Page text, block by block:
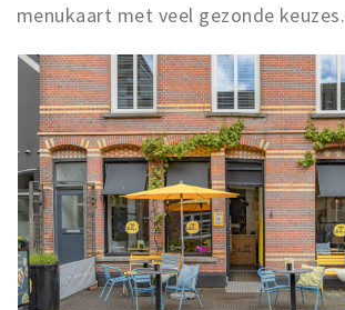
menukaart met veel gezonde keuzes.